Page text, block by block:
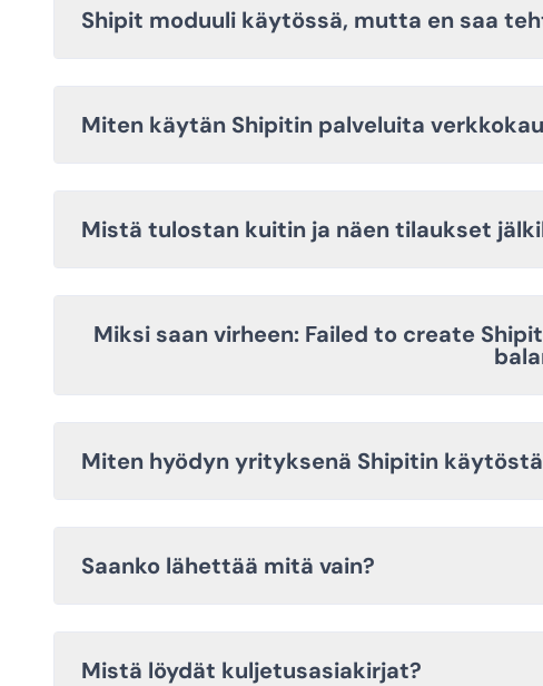
Shipit moduuli käytössä, mutta en saa
Miten käytän Shipitin palveluita
Mistä tulostan kuitin ja näen tilaukset
Miksi saan virheen: Failed to create
Miten hyödyn yrityksenä Shipitin
Saanko lähettää mitä vain?
Mistä löydät kuljetusasiakirjat?